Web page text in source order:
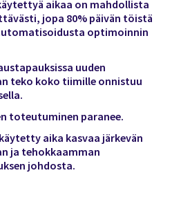
aikaa on mahdollista
jopa 80% päivän töistä
optimoinnin
uuden
teko koko tiimille onnistuu
toteutuminen paranee.
aika kasvaa järkevän
ja tehokkaamman
johdosta.